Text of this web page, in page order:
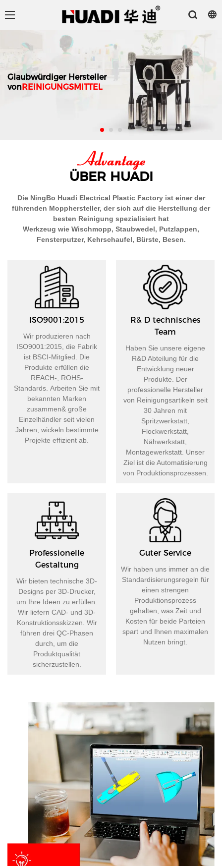
Glaubwürdiger Hersteller
vonREINIGUNGSMITTEL
ÜBER HUADI
Die NingBo Huadi Electrical Plastic Factory ist einer der
führenden Mopphersteller, der sich auf die Herstellung der
besten Reinigung spezialisiert hat
Werkzeug wie Wischmopp, Staubwedel, Putzlappen,
Fensterputzer, Kehrschaufel, Bürste, Besen.
ISO9001:2015
Wir produzieren nach
ISO9001:2015, die Fabrik
ist BSCI-Mitglied. Die
Produkte erfüllen die
REACH-, ROHS-
Standards. Arbeiten Sie mit
bekannten Marken
zusammen& große
Einzelhändler seit vielen
Jahren, wickeln bestimmte
Projekte effizient ab.
R& D technisches
Team
Haben Sie unsere eigene
R&D Abteilung für die
Entwicklung neuer
Produkte. Der
professionelle Hersteller
von Reinigungsartikeln seit
30 Jahren mit
Spritzwerkstatt,
Flockwerkstatt,
Nähwerkstatt,
Montagewerkstatt. Unser
Ziel ist die Automatisierung
von Produktionsprozessen.
Professionelle
Gestaltung
Wir bieten technische 3D-
Designs per 3D-Drucker,
um Ihre Ideen zu erfüllen.
Wir liefern CAD- und 3D-
Konstruktionsskizzen. Wir
führen drei QC-Phasen
durch, um die
Produktqualität
sicherzustellen.
Guter Service
​​​​​​​Wir haben uns immer an die
Standardisierungsregeln für
einen strengen
Produktionsprozess
gehalten, was Zeit und
Kosten für beide Parteien
spart und Ihnen maximalen
Nutzen bringt.